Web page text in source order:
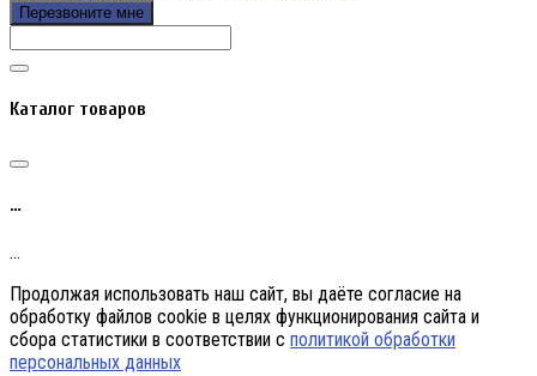
Перезвоните мне
Каталог товаров
…
…
Продолжая использовать наш сайт, вы даёте согласие на
обработку файлов cookie в целях функционирования сайта и
сбора статистики в соответствии с политикой обработки
персональных данных